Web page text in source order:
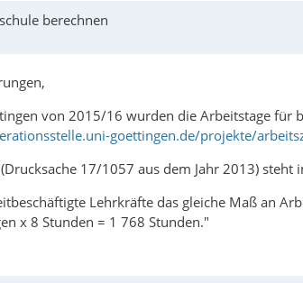
berechnen
von 2015/16 wurden die Arbeitstage für
goettingen.de/projekte/
17/1057 aus dem Jahr 2013)
Lehrkräfte das gleiche Maß an
x 8 Stunden = 1 768 Stunden."